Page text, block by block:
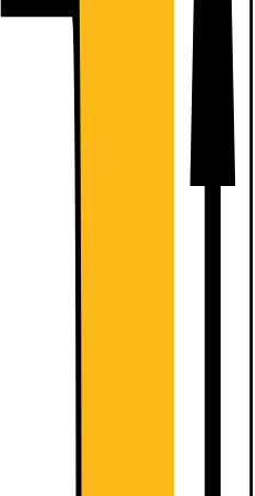
8 α7 4K AI-processoren med
giver levende og nøjagtig
Avanceret Local Dimming og
mens det tynde design på
passer ind i ethvert rum.
ydeevne. Fantastisk tilpasning.
8) 4K AI-processoren,
farveoptimerende
er udstyret med disse
farvevolument, og en betydelig
års model.
opnås en
som giver øget kontrast og
og sorte niveauer